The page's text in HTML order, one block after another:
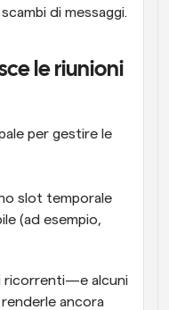
di messaggi.
le riunioni
per gestire le
slot temporale
(ad esempio,
ricorrenti—e alcuni
ancora